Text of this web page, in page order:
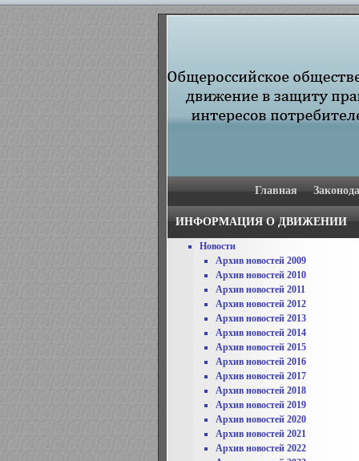
Главная
ИНФОРМАЦИЯ О ДВИЖЕНИИ
Новости
Архив новостей 2009
Архив новостей 2010
Архив новостей 2011
Архив новостей 2012
Архив новостей 2013
Архив новостей 2014
Архив новостей 2015
Архив новостей 2016
Архив новостей 2017
Архив новостей 2018
Архив новостей 2019
Архив новостей 2020
Архив новостей 2021
Архив новостей 2022